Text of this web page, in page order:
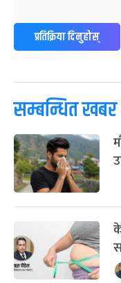
प्रतिक्रिया दिनुहोस्
सम्बन्धित खबर